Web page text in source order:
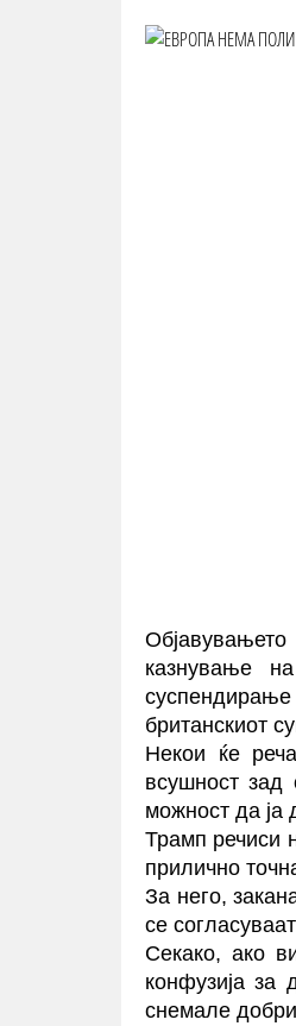
казнување
британскиот
Некои ќе
всушност зад
можност да ја
Трамп речиси
прилично
За него,
се
Секако, ако
конфузија за
снемале